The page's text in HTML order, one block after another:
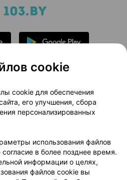
Новости проекта
Медицинский маркетинг
Доставка
Вакансии
Партнеры
103.by
в поддержку
cookie
cookie для обеспечения
его улучшения, сбора
персонализированных
использования файлов
в более позднее время.
информации о целях,
файлов cookie вы